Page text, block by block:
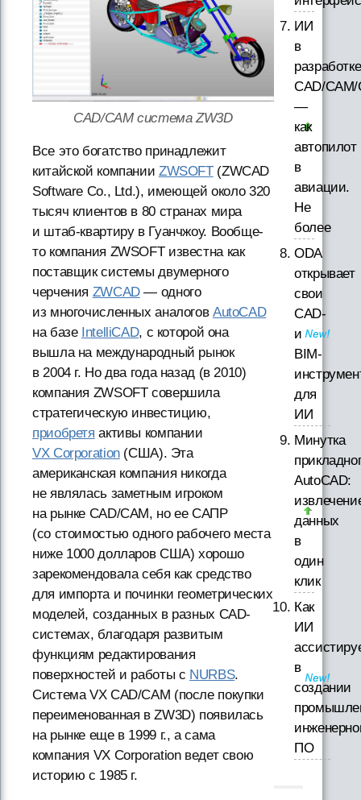
CAD/CAM система ZW3D
Все это богатство принадлежит
китайской компании ZWSOFT(ZWCAD
Software Co., Ltd.), имеющей около 320
тысяч клиентов в 80 странах мира
и штаб-квартиру в Гуанчжоу. Вообще-
то компания ZWSOFT известна как
поставщик системы двумерного
черчения ZWCAD— одного
из многочисленных аналогов AutoCAD
на базе IntelliCAD, с которой она
вышла на международный рынок
в 2004 г. Но два года назад (в 2010)
компания ZWSOFT совершила
стратегическую инвестицию,
приобретя активы компании
VX Corporation(США). Эта
американская компания никогда
не являлась заметным игроком
на рынке CAD/CAM, но ее САПР
(со стоимостью одного рабочего места
ниже 1000 долларов США) хорошо
зарекомендовала себя как средство
для импорта и починки геометрических
моделей, созданных в разных CAD-
системах, благодаря развитым
функциям редактирования
поверхностей и работы с NURBS.
Система VX CAD/CAM (после покупки
переименованная в ZW3D) появилась
на рынке еще в 1999 г., а сама
компания VX Corporation ведет свою
историю с 1985 г.
ИИ
в
разработке
CAD/
—
как
автопилот
в
авиации.
Не
более
ODA
открывает
свои
CAD-
и
BIM-
для
ИИ
Минутка
AutoCAD:
данных
в
один
клик
Как
ИИ
в
создании
ПО